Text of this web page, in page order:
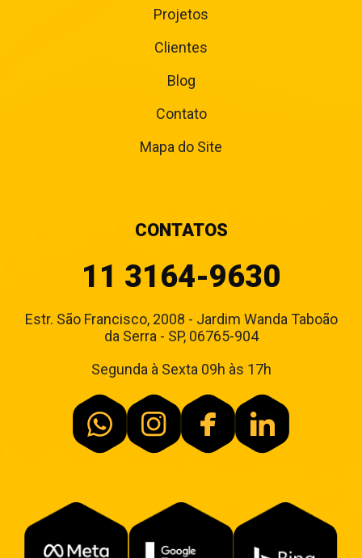
Projetos
Clientes
Blog
Contato
Mapa do Site
CONTATOS
11 3164-9630
Estr. São Francisco, 2008 - Jardim Wanda Taboão
da Serra - SP, 06765-904
Segunda à Sexta 09h às 17h